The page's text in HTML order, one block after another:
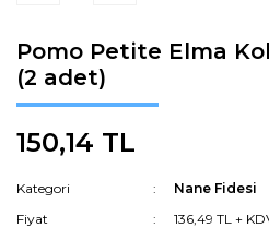
Pomo Petite Elma
(2 adet)
150,14 TL
Kategori
Nane Fidesi
Fiyat
136,49 TL +